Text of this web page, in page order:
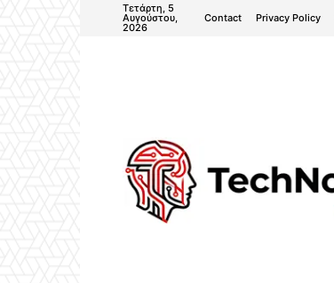
Τετάρτη, 5
Αυγούστου,
2026
Contact Privacy Policy